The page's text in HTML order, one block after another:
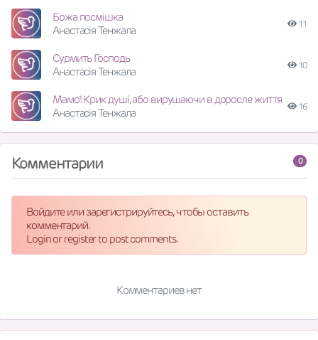
Божа посмішка
Анастасія Тенжала
11
Сурмить Господь
Анастасія Тенжала
10
Мамо! Крик душі, або вирушаючи в доросле життя
Анастасія Тенжала
16
0
Комментарии
Войдите или зарегистрируйтесь, чтобы оставить
комментарий.
Login or register to post comments.
Комментариев нет